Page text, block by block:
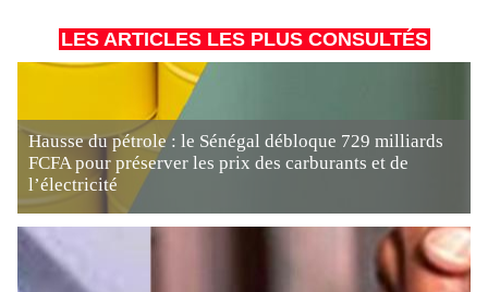
LES ARTICLES LES PLUS CONSULTÉS
Hausse du pétrole : le Sénégal débloque 729 milliards
FCFA pour préserver les prix des carburants et de
l’électricité